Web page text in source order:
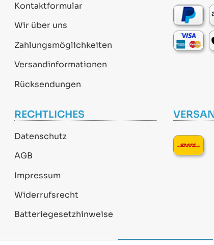
Kontaktformular
Wir über uns
Zahlungsmöglichkeiten
Versandinformationen
Rücksendungen
RECHTLICHES
Datenschutz
AGB
Impressum
Widerrufsrecht
Batteriegesetzhinweise